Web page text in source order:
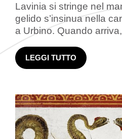
Lavinia si stringe nel
gelido s’insinua nella
a Urbino. Quando
LEGGI TUTTO